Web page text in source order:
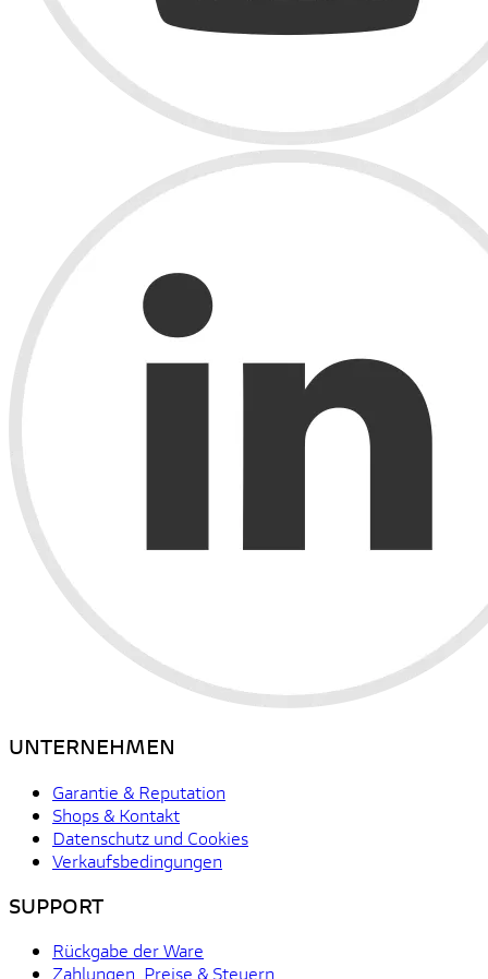
UNTERNEHMEN
Garantie & Reputation
Shops & Kontakt
Datenschutz und Cookies
Verkaufsbedingungen
SUPPORT
Rückgabe der Ware
Zahlungen, Preise & Steuern